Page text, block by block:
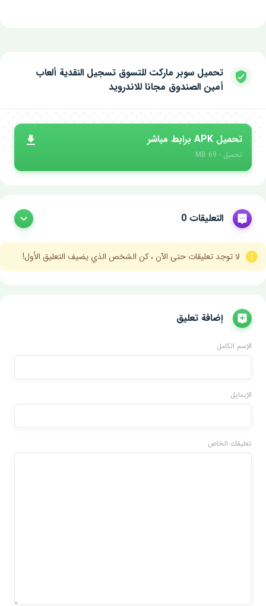
تحميل سوبر ماركت للتسوق تسجيل النقدية ألعاب
أمين الصندوق مجانا للاندرويد
تحميل APK برابط مباشر
تحميل - 69 MB
التعليقات 0
لا توجد تعليقات حتى الآن ، كن الشخص الذي يضيف التعليق الأول!
إضافة تعليق
الإسم الكامل
الإيمايل
تعليقك الخاص